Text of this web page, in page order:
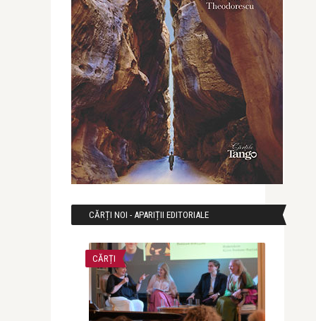
CĂRȚI NOI - APARIȚII EDITORIALE
CĂRȚI